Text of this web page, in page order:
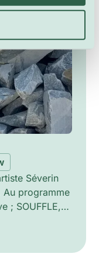
Séverin
Au programme
; SOUFFLE,
une
et tellurique,